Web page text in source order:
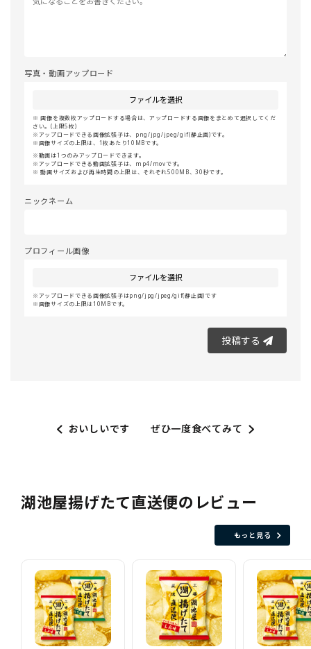
写真・動画アップロード
ファイルを選択
画像を複数枚アップロードする場合は、アップロードする画像をまとめて選択してくだ
さい。(上限5枚)
アップロードできる画像拡張子は、png/jpg/jpeg/gif(静止画)です。
画像サイズの上限は、1枚あたり10MBです。
動画は1つのみアップロードできます。
アップロードできる動画拡張子は、mp4/movです。
動画サイズおよび再生時間の上限は、それぞれ500MB、30秒です。
ニックネーム
プロフィール画像
ファイルを選択
アップロードできる画像拡張子はpng/jpg/jpeg/gif(静止画)です
画像サイズの上限は10MBです。
投稿する
おいしいです ぜひ一度食べてみて
湖池屋揚げたて直送便のレビュー
もっと見る